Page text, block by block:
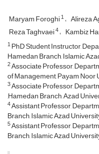
Maryam Foroghi1 Alireza
Reza Taghvaei4 Kambiz
1PhD Student Instructor,
Hamedan Branch, Islamic
2Associate Professor,
of Management, Payam Noor
3Associate Professor,
,Hamedan Branch, Azad
4Assistant Professor,
Branch, Islamic Azad
5Assistant Professor,
Branch, Islamic Azad